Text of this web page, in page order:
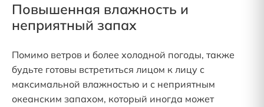
Повышенная влажность и
неприятный запах
Помимо ветров и более холодной погоды, также
будьте готовы встретиться лицом к лицу с
максимальной влажностью и с неприятным
океанским запахом, который иногда может